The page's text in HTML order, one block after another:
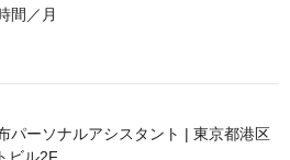
間／⽉